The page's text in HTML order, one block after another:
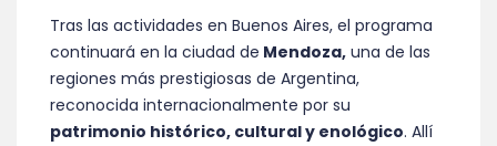
Tras las actividades en Buenos Aires, el programa
continuará en la ciudad de Mendoza, una de las
regiones más prestigiosas de Argentina,
reconocida internacionalmente por su
patrimonio histórico, cultural y enológico. Allí